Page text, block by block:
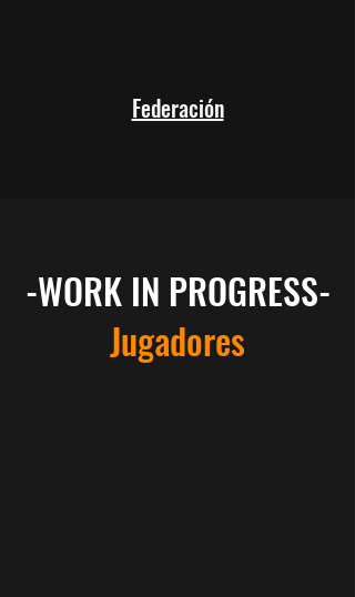
Federación
-WORK IN PROGRESS-
Jugadores